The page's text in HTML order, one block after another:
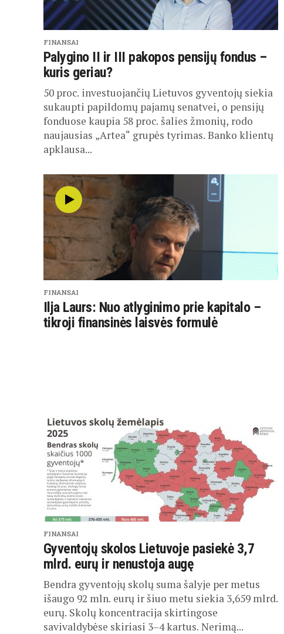
FINANSAI
Palygino II ir III pakopos pensijų fondus –
kuris geriau?
5­0 proc. investuojančių Lietuvos gyventojų siekia
sukaupti papildomų pajamų senatvei, o pensijų
fonduose kaupia 58 proc. šalies žmonių, rodo
naujausias „Artea“ grupės tyrimas. Banko klientų
apklausa...
FINANSAI
Ilja Laurs: Nuo atlyginimo prie kapitalo –
tikroji finansinės laisvės formulė
FINANSAI
Gyventojų skolos Lietuvoje pasiekė 3,7
mlrd. eurų ir nenustoja augę
Bendra gyventojų skolų suma šalyje per metus
išaugo 92 mln. eurų ir šiuo metu siekia 3,659 mlrd.
eurų. Skolų koncentracija skirtingose
savivaldybėse skiriasi 3–4 kartus. Nerimą...